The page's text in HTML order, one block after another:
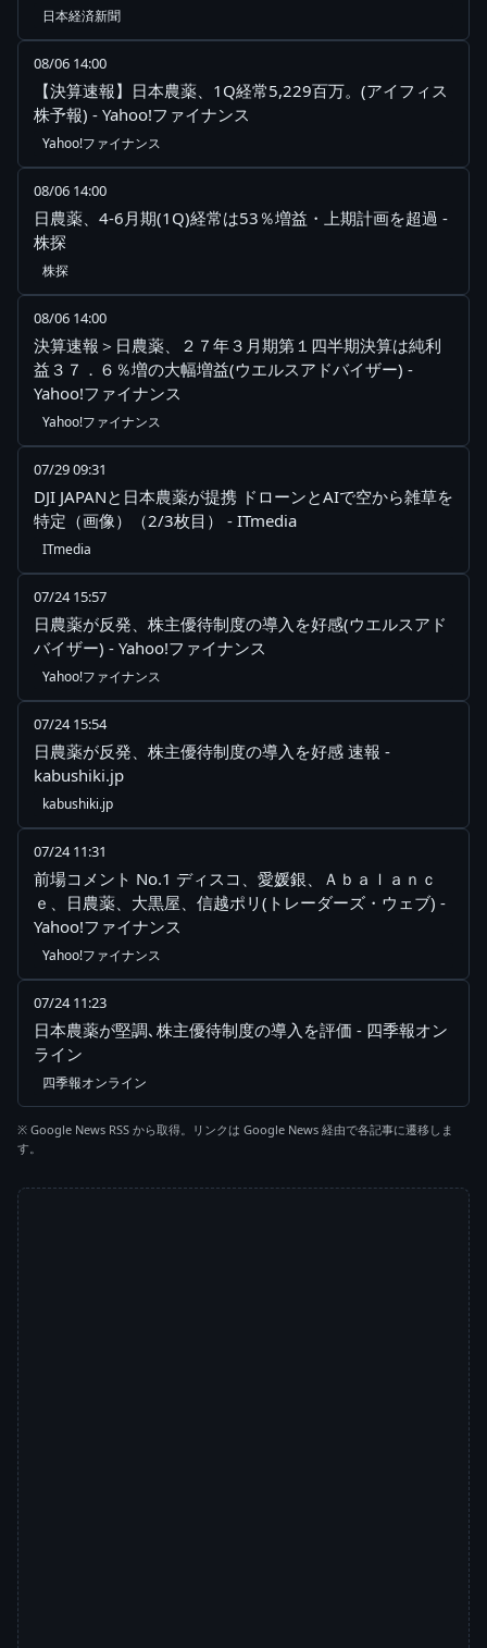
日本経済新聞
08/06 14:00
【決算速報】日本農薬、1Q経常5,229百万。(アイフィス
株予報) - Yahoo!ファイナンス
Yahoo!ファイナンス
08/06 14:00
日農薬、4-6月期(1Q)経常は53％増益・上期計画を超過 -
株探
株探
08/06 14:00
決算速報＞日農薬、２７年３月期第１四半期決算は純利
益３７．６％増の大幅増益(ウエルスアドバイザー) -
Yahoo!ファイナンス
Yahoo!ファイナンス
07/29 09:31
DJI JAPANと日本農薬が提携 ドローンとAIで空から雑草を
特定（画像）（2/3枚目） - ITmedia
ITmedia
07/24 15:57
日農薬が反発、株主優待制度の導入を好感(ウエルスアド
バイザー) - Yahoo!ファイナンス
Yahoo!ファイナンス
07/24 15:54
日農薬が反発、株主優待制度の導入を好感 速報 -
kabushiki.jp
kabushiki.jp
07/24 11:31
前場コメント No.1 ディスコ、愛媛銀、Ａｂａｌａｎｃ
ｅ、日農薬、大黒屋、信越ポリ(トレーダーズ・ウェブ) -
Yahoo!ファイナンス
Yahoo!ファイナンス
07/24 11:23
日本農薬が堅調､株主優待制度の導入を評価 - 四季報オン
ライン
四季報オンライン
※ Google News RSS から取得。リンクは Google News 経由で各記事に遷移しま
す。